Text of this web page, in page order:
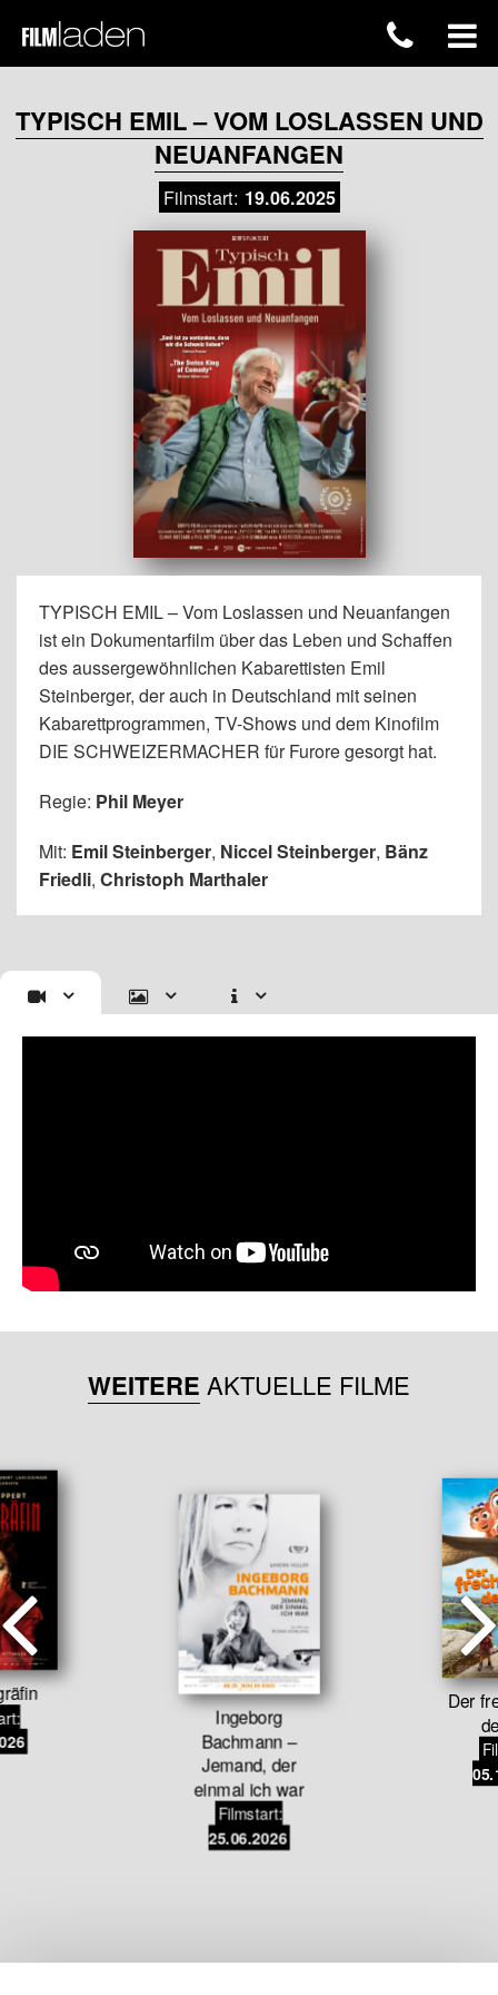
TYPISCH EMIL – VOM LOSLASSEN UND
NEUANFANGEN
Filmstart: 19.06.2025
TYPISCH EMIL – Vom Loslassen und Neuanfangen
ist ein Dokumentarfilm über das Leben und Schaffen
des aussergewöhnlichen Kabarettisten Emil
Steinberger, der auch in Deutschland mit seinen
Kabarettprogrammen, TV-Shows und dem Kinofilm
DIE SCHWEIZERMACHER für Furore gesorgt hat.
Regie: Phil Meyer
Mit: Emil Steinberger, Niccel Steinberger, Bänz
Friedli, Christoph Marthaler
WEITERE AKTUELLE FILME
Ingeborg
Bachmann –
Jemand, der
einmal ich war
Filmstart:
25.06.2026
Der